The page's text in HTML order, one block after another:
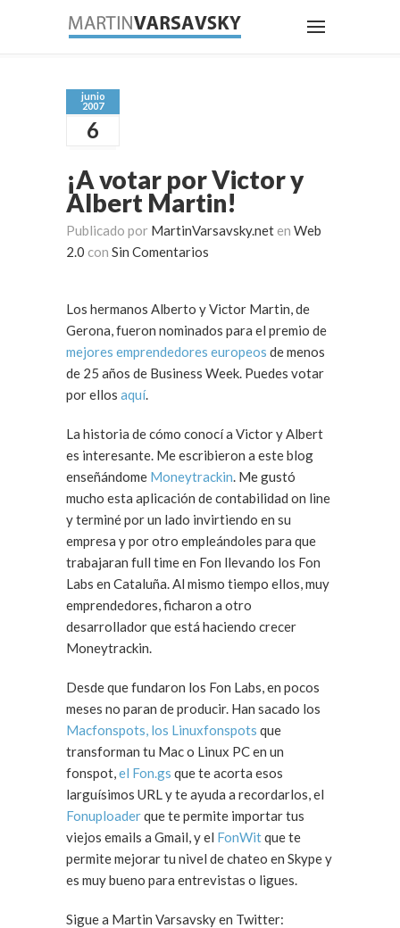
junio
2007
6
¡A votar por Victor y
Albert Martin!
Publicado por MartinVarsavsky.net en Web
2.0 con Sin Comentarios
Los hermanos Alberto y Victor Martin, de
Gerona, fueron nominados para el premio de
mejores emprendedores europeos de menos
de 25 años de Business Week. Puedes votar
por ellos aquí.
La historia de cómo conocí a Victor y Albert
es interesante. Me escribieron a este blog
enseñándome Moneytrackin. Me gustó
mucho esta aplicación de contabilidad on line
y terminé por un lado invirtiendo en su
empresa y por otro empleándoles para que
trabajaran full time en Fon llevando los Fon
Labs en Cataluña. Al mismo tiempo ellos, muy
emprendedores, ficharon a otro
desarrollador que está haciendo crecer
Moneytrackin.
Desde que fundaron los Fon Labs, en pocos
meses no paran de producir. Han sacado los
Macfonspots, los Linuxfonspots que
transforman tu Mac o Linux PC en un
fonspot,el Fon.gs que te acorta esos
larguísimos URL y te ayuda a recordarlos, el
Fonuploaderque te permite importar tus
viejos emails a Gmail, y el FonWitque te
permite mejorar tu nivel de chateo en Skype y
es muy bueno para entrevistas o ligues.
Sigue a Martin Varsavsky en Twitter: